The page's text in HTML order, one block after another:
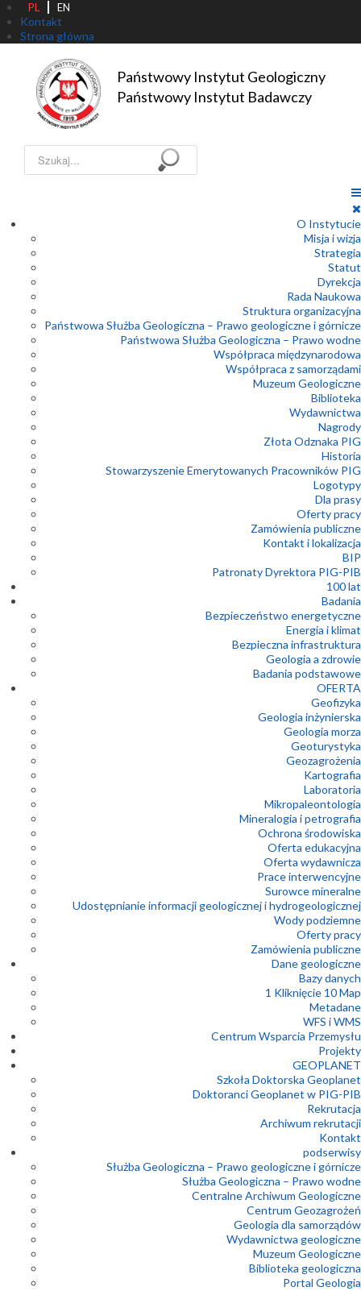
PL EN
Kontakt
Strona główna
Państwowy Instytut Geologiczny
Państwowy Instytut Badawczy
Szukaj...
O Instytucie
Misja i wizja
Strategia
Statut
Dyrekcja
Rada Naukowa
Struktura organizacyjna
Państwowa Służba Geologiczna – Prawo geologiczne i górnicze
Państwowa Służba Geologiczna – Prawo wodne
Współpraca międzynarodowa
Współpraca z samorządami
Muzeum Geologiczne
Biblioteka
Wydawnictwa
Nagrody
Złota Odznaka PIG
Historia
Stowarzyszenie Emerytowanych Pracowników PIG
Logotypy
Dla prasy
Oferty pracy
Zamówienia publiczne
Kontakt i lokalizacja
BIP
Patronaty Dyrektora PIG-PIB
100 lat
Badania
Bezpieczeństwo energetyczne
Energia i klimat
Bezpieczna infrastruktura
Geologia a zdrowie
Badania podstawowe
OFERTA
Geofizyka
Geologia inżynierska
Geologia morza
Geoturystyka
Geozagrożenia
Kartografia
Laboratoria
Mikropaleontologia
Mineralogia i petrografia
Ochrona środowiska
Oferta edukacyjna
Oferta wydawnicza
Prace interwencyjne
Surowce mineralne
Udostępnianie informacji geologicznej i hydrogeologicznej
Wody podziemne
Oferty pracy
Zamówienia publiczne
Dane geologiczne
Bazy danych
1 Kliknięcie 10 Map
Metadane
WFS i WMS
Centrum Wsparcia Przemysłu
Projekty
GEOPLANET
Szkoła Doktorska Geoplanet
Doktoranci Geoplanet w PIG-PIB
Rekrutacja
Archiwum rekrutacji
Kontakt
podserwisy
Służba Geologiczna – Prawo geologiczne i górnicze
Służba Geologiczna – Prawo wodne
Centralne Archiwum Geologiczne
Centrum Geozagrożeń
Geologia dla samorządów
Wydawnictwa geologiczne
Muzeum Geologiczne
Biblioteka geologiczna
Portal Geologia